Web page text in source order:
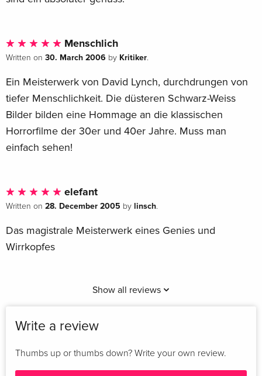
Menschlich
Written on 30. March 2006 by Kritiker.
Ein Meisterwerk von David Lynch, durchdrungen von
tiefer Menschlichkeit. Die düsteren Schwarz-Weiss
Bilder bilden eine Hommage an die klassischen
Horrorfilme der 30er und 40er Jahre. Muss man
einfach sehen!
elefant
Written on 28. December 2005 by linsch.
Das magistrale Meisterwerk eines Genies und
Wirrkopfes
Show all reviews
Write a review
Thumbs up or thumbs down? Write your own review.